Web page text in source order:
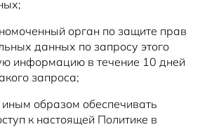
орган по защите прав
данных по запросу этого
информацию в течение 10 дней
запроса;
образом обеспечивать
к настоящей Политике в